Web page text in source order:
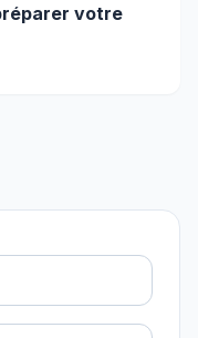
votre